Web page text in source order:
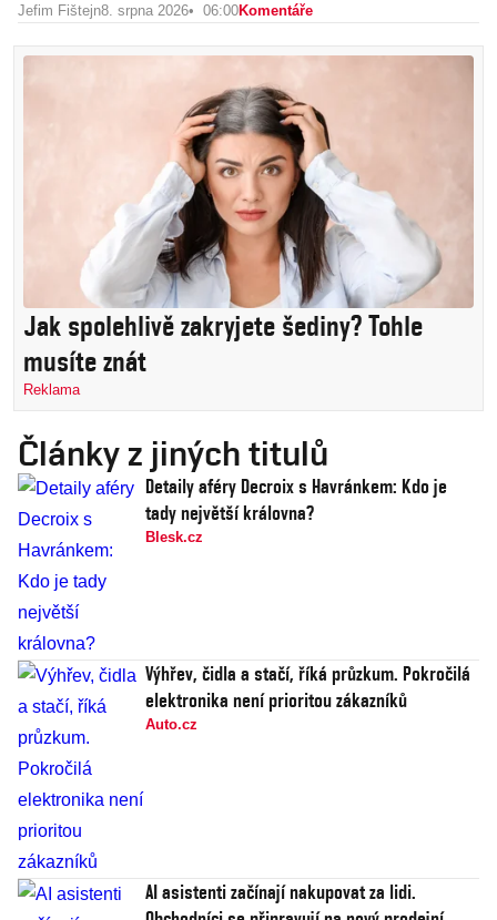
Jefim Fištejn8. srpna 2026 06:00Komentáře
Jak spolehlivě zakryjete šediny? Tohle
musíte znát
Reklama
Články z jiných titulů
Detaily aféry Decroix s Havránkem: Kdo je
tady největší královna?
Blesk.cz
Výhřev, čidla a stačí, říká průzkum. Pokročilá
elektronika není prioritou zákazníků
Auto.cz
AI asistenti začínají nakupovat za lidi.